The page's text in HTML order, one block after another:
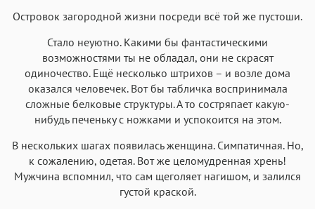
Островок загородной жизни посреди всё той же пустоши.
Стало неуютно. Какими бы фантастическими
возможностями ты не обладал, они не скрасят
одиночество. Ещё несколько штрихов – и возле дома
оказался человечек. Вот бы табличка воспринимала
сложные белковые структуры. А то состряпает какую-
нибудь печеньку с ножками и успокоится на этом.
В нескольких шагах появилась женщина. Симпатичная. Но,
к сожалению, одетая. Вот же целомудренная хрень!
Мужчина вспомнил, что сам щеголяет нагишом, и залился
густой краской.